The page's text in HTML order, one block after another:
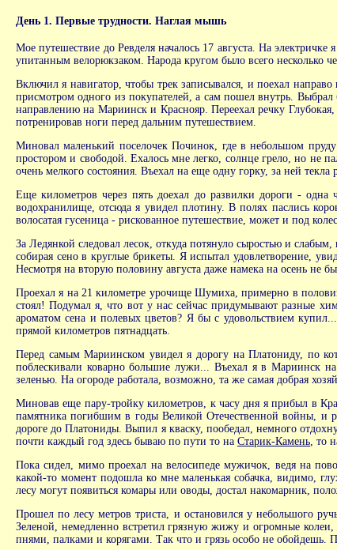
День 1. Первые трудности. Наглая мышь
Мое путешествие до Ревделя началось 17 августа. На
упитанным велорюкзаком. Народа кругом было всего несколько
Включил я навигатор, чтобы трек записывался, и поехал
присмотром одного из покупателей, а сам пошел внутрь. Выбрал
направлению на Мариинск и Краснояр. Переехал речку
потренировав ноги перед дальним путешествием.
Миновал маленький поселочек Починок, где в небольшом
простором и свободой. Ехалось мне легко, солнце грело, но не
очень мелкого состояния. Въехал на еще одну горку, за ней
Еще километров через пять доехал до развилки дороги -
водохранилище, отсюда я увидел плотину. В полях паслись
волосатая гусеница - рискованное путешествие, может и под
За Ледянкой следовал лесок, откуда потянуло сыростью и
собирая сено в круглые брикеты. Я испытал удовлетворение,
Несмотря на вторую половину августа даже намека на осень не
Проехал я на 21 километре урочище Шумиха, примерно в
стоял! Подумал я, что вот у нас сейчас придумывают разные
ароматом сена и полевых цветов? Я бы с удовольствием
прямой километров пятнадцать.
Перед самым Мариинском увидел я дорогу на Платониду, по
поблескивали коварно большие лужи... Въехал я в Мариинск
зеленью. На огороде работала, возможно, та же самая добрая
Миновав еще пару-тройку километров, к часу дня я прибыл в
памятника погибшим в годы Великой Отечественной войны, и
дороге до Платониды. Выпил я кваску, пообедал, немного
почти каждый год здесь бываю по пути то на Старик-Камень, то
Пока сидел, мимо проехал на велосипеде мужичок, ведя на
какой-то момент подошла ко мне маленькая собачка, видимо,
лесу могут появиться комары или оводы, достал накомарник,
Прошел по лесу метров триста, и остановился у небольшого
Зеленой, немедленно встретил грязную жижу и огромные
пнями, палками и корягами. Так что и грязь особо не обойдешь.